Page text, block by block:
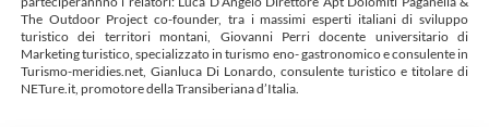
The Outdoor Project co-founder, tra i massimi esperti italiani di sviluppo
turistico dei territori montani, Giovanni Perri docente universitario di
Marketing turistico, specializzato in turismo eno- gastronomico e consulente in
Turismo-meridies.net, Gianluca Di Lonardo, consulente turistico e titolare di
NETure.it, promotore della Transiberiana d’Italia.